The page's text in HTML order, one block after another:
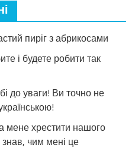
Салат
огірків
томатній
стерилізації!
пиріг з абрикосами
і будете робити так
до уваги! Ви точно не
мене хрестити нашого
чим мені це